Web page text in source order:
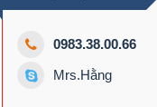
0983.38.00.66
Mrs.Hằng